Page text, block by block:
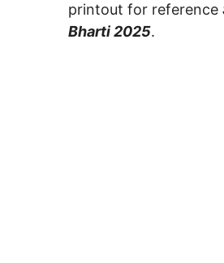
printout for reference
Bharti 2025.